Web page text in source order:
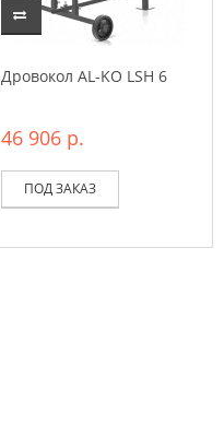
Дровокол AL-KO LSH 6
46 906 р.
ПОД ЗАКАЗ